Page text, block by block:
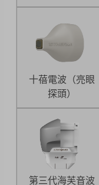
十蓓電波（亮眼
探頭）
第三代海芙音波